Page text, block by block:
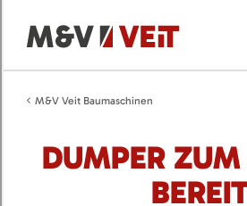
M&V Veit Baumaschinen
DUMPER